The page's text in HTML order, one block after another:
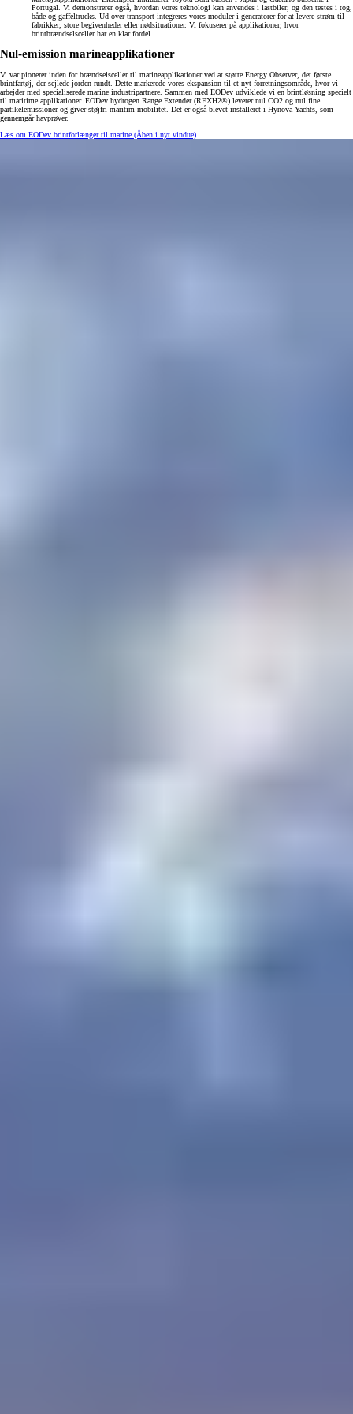
Portugal. Vi demonstrerer også, hvordan vores teknologi kan anvendes i lastbiler, og den testes i tog,
både og gaffeltrucks. Ud over transport integreres vores moduler i generatorer for at levere strøm til
fabrikker, store begivenheder eller nødsituationer. Vi fokuserer på applikationer, hvor
brintbrændselsceller har en klar fordel.
Nul-emission marineapplikationer
Vi var pionerer inden for brændselsceller til marineapplikationer ved at støtte Energy Observer, det første
brintfartøj, der sejlede jorden rundt. Dette markerede vores ekspansion til et nyt forretningsområde, hvor vi
arbejder med specialiserede marine industripartnere. Sammen med EODev udviklede vi en brintløsning specielt
til maritime applikationer. EODev hydrogen Range Extender (REXH2®) leverer nul CO2 og nul fine
partikelemissioner og giver støjfri maritim mobilitet. Det er også blevet installeret i Hynova Yachts, som
gennemgår havprøver.
Læs om EODev brintforlænger til marine (Åben i nyt vindue)